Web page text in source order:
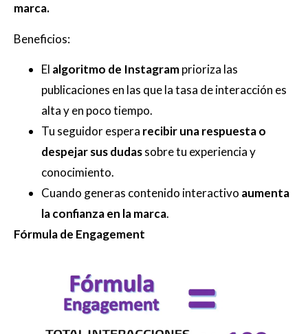
marca.
Beneficios:
El algoritmo de Instagramprioriza las
publicaciones en las que la tasa de interacción es
alta y en poco tiempo.
Tu seguidor espera recibir una respuesta o
despejar sus dudassobre tu experiencia y
conocimiento.
Cuando generas contenido interactivo aumenta
la confianza en la marca.
Fórmula de Engagement